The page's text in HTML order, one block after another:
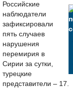
Российские
наблюдатели
зафиксировали
пять случаев
нарушения
перемирия в
Сирии за сутки,
турецкие
представители – 17.